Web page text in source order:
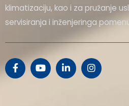
klimatizaciju, kao i za pružanje
servisiranja i inženjeringa